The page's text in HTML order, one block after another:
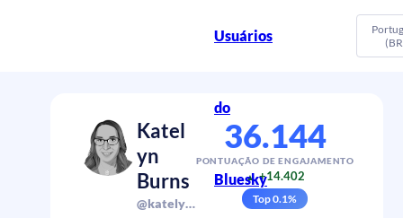
Usuários
do
Bluesky
Katel
yn
Burns
@katelynburns.com
36.144
PONTUAÇÃO DE ENGAJAMENTO
▲+14.402
Top0.1%